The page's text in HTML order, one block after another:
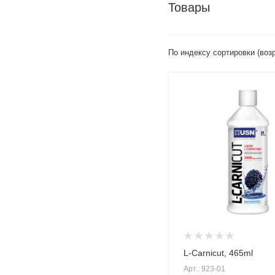
Товары
По индексу сортировки
L-Carnicut, 465ml
Арт.: 923-01